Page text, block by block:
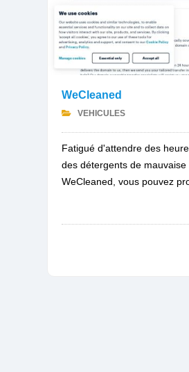
WeCleaned
VEHICULES
Fatigué d'attendre des
des détergents de
WeCleaned, vous pouvez